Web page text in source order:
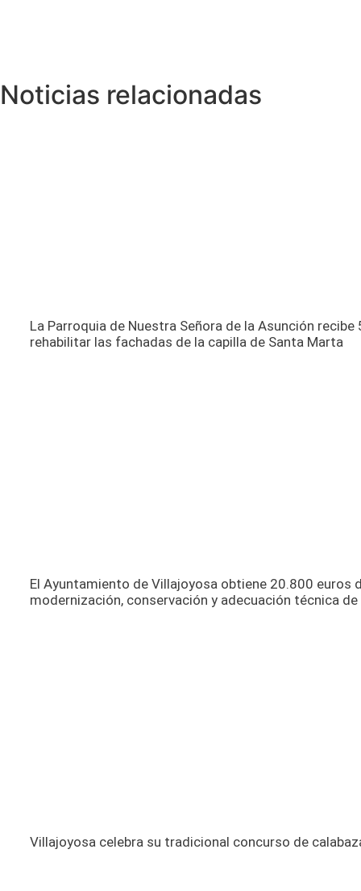
Noticias relacionadas
La Parroquia de Nuestra Señora de la Asunción
rehabilitar las fachadas de la capilla de Santa Marta
El Ayuntamiento de Villajoyosa obtiene 20.800 euros
modernización, conservación y adecuación técnica de
Villajoyosa celebra su tradicional concurso de